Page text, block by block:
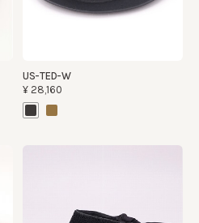
US-TED-W
¥28,160